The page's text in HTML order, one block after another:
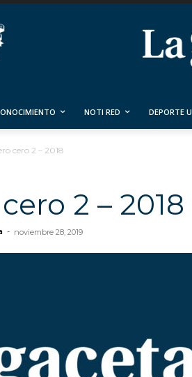
NOTI RED DEPORTE U
cero 2 – 2018
2 – 2018
- noviembre 28, 2019